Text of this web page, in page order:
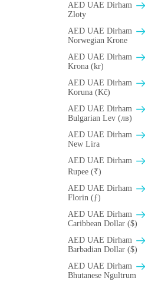
AED UAE Dirham
Zloty
AED UAE Dirham
Norwegian Krone
AED UAE Dirham
Krona (kr)
AED UAE Dirham
Koruna (Kč)
AED UAE Dirham
Bulgarian Lev (лв)
AED UAE Dirham
New Lira
AED UAE Dirham
Rupee (₹)
AED UAE Dirham
Florin (ƒ)
AED UAE Dirham
Caribbean Dollar ($)
AED UAE Dirham
Barbadian Dollar ($)
AED UAE Dirham
Bhutanese Ngultrum